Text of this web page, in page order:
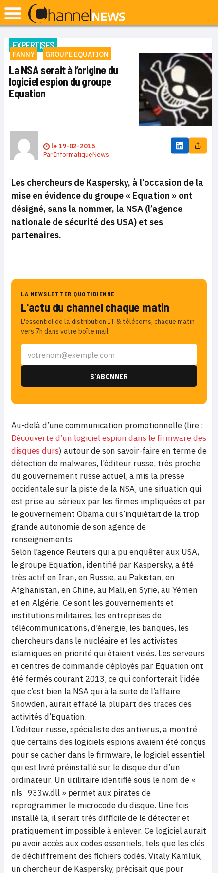
EXPERTISES
FANNY GROUPE EQUATION
La NSA serait à l’origine du
logiciel espion du groupe
Equation
le19-02-2015
ParInformatiqueNews
Les chercheurs de Kaspersky, à l’occasion de la
mise en évidence du groupe « Equation » ont
désigné, sans la nommer, la NSA (l’agence
nationale de sécurité des USA) et ses
partenaires.
LA NEWSLETTER QUOTIDIENNE
L'actu du channel chaque matin
L'essentiel de la distribution IT & télécoms, chaque matin
vers 7h dans votre boîte mail.
Au-delà d’une communication promotionnelle (lire :
Découverte d’un logiciel espion dans le firmware des
disques durs) autour de son savoir-faire en terme de
détection de malwares, l’éditeur russe, très proche
du gouvernement russe actuel, a mis la presse
occidentale sur la piste de la NSA, une situation qui
est prise au sérieux par les firmes impliquées et par
le gouvernement Obama qui s’inquiétait de la trop
grande autonomie de son agence de
renseignements.
Selon l’agence Reuters qui a pu enquêter aux USA,
le groupe Equation, identifié par Kaspersky, a été
très actif en Iran, en Russie, au Pakistan, en
Afghanistan, en Chine, au Mali, en Syrie, au Yémen
et en Algérie. Ce sont les gouvernements et
institutions militaires, les entreprises de
télécommunications, d’énergie, les banques, les
chercheurs dans le nucléaire et les activistes
islamiques en priorité qui étaient visés. Les serveurs
et centres de commande déployés par Equation ont
été fermés courant 2013, ce qui conforterait l’idée
que c’est bien la NSA qui à la suite de l’affaire
Snowden, aurait effacé la plupart des traces des
activités d’Equation.
L’éditeur russe, spécialiste des antivirus, a montré
que certains des logiciels espions avaient été conçus
pour se cacher dans le firmware, le logiciel essentiel
qui est livré préinstallé sur le disque dur d’un
ordinateur. Un utilitaire identifié sous le nom de «
nls_933w.dll » permet aux pirates de
reprogrammer le microcode du disque. Une fois
installé là, il serait très difficile de le détecter et
pratiquement impossible à enlever. Ce logiciel aurait
pu avoir accès aux codes essentiels, tels que les clés
de déchiffrement des fichiers codés. Vitaly Kamluk,
un chercheur de Kaspersky, précisait que pour